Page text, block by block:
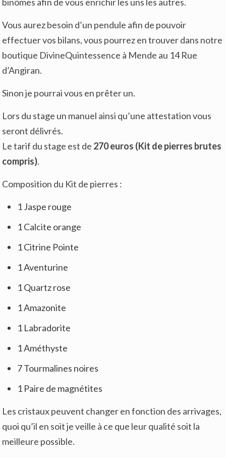
Vous aurez besoin d’un pendule afin de pouvoir
effectuer vos bilans, vous pourrez en trouver dans notre
boutique DivineQuintessence à Mende au 14 Rue
d’Angiran.
Sinon je pourrai vous en prêter un.
Lors du stage un manuel ainsi qu’une attestation vous
seront délivrés.
Le tarif du stage est de 270 euros (Kit de pierres brutes
compris).
Composition du Kit de pierres :
1 Jaspe rouge
1 Calcite orange
1 Citrine Pointe
1 Aventurine
1 Quartz rose
1 Amazonite
1 Labradorite
1 Améthyste
7 Tourmalines noires
1 Paire de magnétites
Les cristaux peuvent changer en fonction des arrivages,
quoi qu’il en soit je veille à ce que leur qualité soit la
meilleure possible.